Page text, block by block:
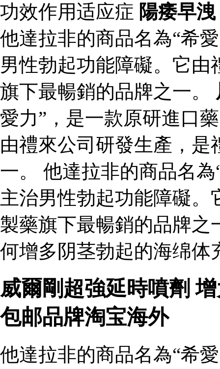
功效作用适应症 陽痿早洩
他達拉非的商品名為“希
男性勃起功能障礙。它
旗下最暢銷的品牌之一。
愛力”，是一款原研進口
由禮來公司研發生產，
一。 他達拉非的商品名
主治男性勃起功能障礙
製藥旗下最暢銷的品牌之
何增多阴茎勃起的海绵体
威爾剛超強延時噴劑
包邮品牌淘宝海外
他達拉非的商品名為“希